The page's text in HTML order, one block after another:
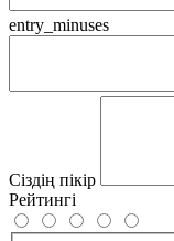
entry_minuses
Сіздің пікір
Рейтингі